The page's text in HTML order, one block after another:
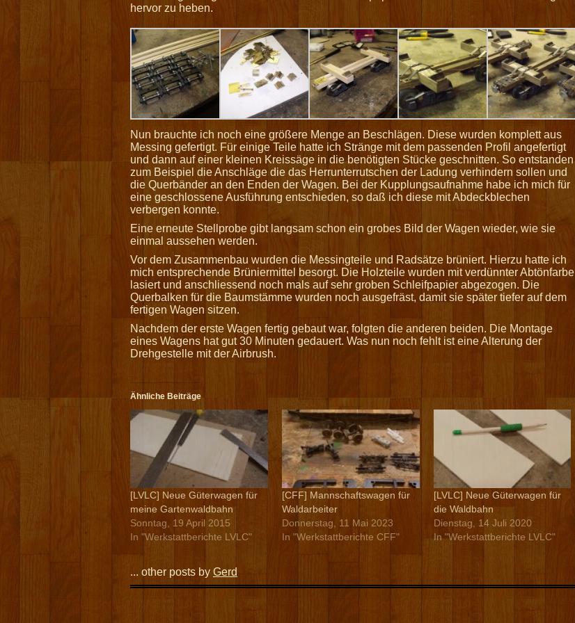
hervor zu heben.
Nun brauchte ich noch eine größere Menge an Beschlägen. Diese wurden komplett aus
Messing gefertigt. Für einige Teile hatte ich Stränge mit dem passenden Profil angefertigt
und dann auf einer kleinen Kreissäge in die benötigten Stücke geschnitten. So entstanden
zum Beispiel die Anschläge die das Herrunterrutschen der Ladung verhindern sollen und
die Querbänder an den Enden der Wagen. Bei der Kupplungsaufnahme habe ich mich für
eine geschlossene Ausführung entschieden, so daß ich diese mit Abdeckblechen
verbergen konnte.
Eine erneute Stellprobe gibt langsam schon ein grobes Bild der Wagen wieder, wie sie
einmal aussehen werden.
Vor dem Zusammenbau wurden die Messingteile und Radsätze brüniert. Hierzu hatte ich
mich entsprechende Brüniermittel besorgt. Die Holzteile wurden mit verdünnter Abtönfarbe
lasiert und anschliessend noch mals auf sehr groben Schleifpapier abgezogen. Die
Querbalken für die Baumstämme wurden noch ausgefräst, damit sie später tiefer auf dem
fertigen Wagen sitzen.
Nachdem der erste Wagen fertig gebaut war, folgten die anderen beiden. Die Montage
eines Wagens hat gut 30 Minuten gedauert. Was nun noch fehlt ist eine Alterung der
Drehgestelle mit der Airbrush.
Ähnliche Beiträge
[LVLC] Neue Güterwagen für
meine Gartenwaldbahn
Sonntag, 19 April 2015
In "Werkstattberichte LVLC"
[CFF] Mannschaftswagen für
Waldarbeiter
Donnerstag, 11 Mai 2023
In "Werkstattberichte CFF"
[LVLC] Neue Güterwagen für
die Waldbahn
Dienstag, 14 Juli 2020
In "Werkstattberichte LVLC"
... other posts by Gerd